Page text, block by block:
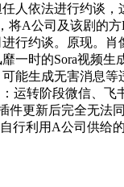
人依法进行约谈
A公司及该剧的
行约谈。原现。
一时的Sora视频
能生成无害消息
运转阶段微信、
件更新后完全无
行利用A公司供